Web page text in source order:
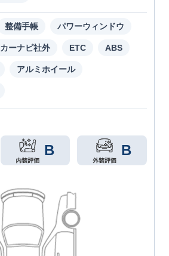
整備手帳 パワーウィンドウ
カーナビ社外 ETC ABS
アルミホイール
B B